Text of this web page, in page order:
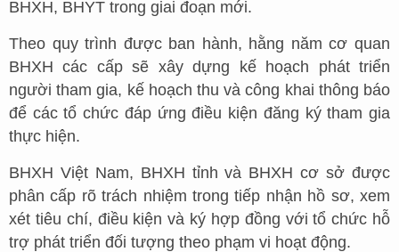
BHXH, BHYT trong giai đoạn mới.
Theo quy trình được ban hành, hằng năm cơ quan
BHXH các cấp sẽ xây dựng kế hoạch phát triển
người tham gia, kế hoạch thu và công khai thông báo
để các tổ chức đáp ứng điều kiện đăng ký tham gia
thực hiện.
BHXH Việt Nam, BHXH tỉnh và BHXH cơ sở được
phân cấp rõ trách nhiệm trong tiếp nhận hồ sơ, xem
xét tiêu chí, điều kiện và ký hợp đồng với tổ chức hỗ
trợ phát triển đối tượng theo phạm vi hoạt động.